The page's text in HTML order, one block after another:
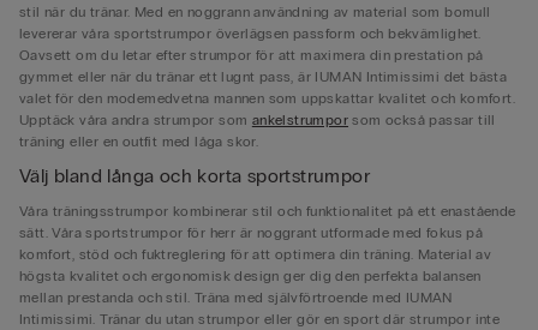
stil när du tränar. Med en noggrann användning av material som bomull
levererar våra sportstrumpor överlägsen passform och bekvämlighet.
Oavsett om du letar efter strumpor för att maximera din prestation på
gymmet eller när du tränar ett lugnt pass, är IUMAN Intimissimi det bästa
valet för den modemedvetna mannen som uppskattar kvalitet och komfort.
Upptäck våra andra strumpor som ankelstrumpor som också passar till
träning eller en outfit med låga skor.
Välj bland långa och korta sportstrumpor
Våra träningsstrumpor kombinerar stil och funktionalitet på ett enastående
sätt. Våra sportstrumpor för herr är noggrant utformade med fokus på
komfort, stöd och fuktreglering för att optimera din träning. Material av
högsta kvalitet och ergonomisk design ger dig den perfekta balansen
mellan prestanda och stil. Träna med självförtroende med IUMAN
Intimissimi. Tränar du utan strumpor eller gör en sport där strumpor inte